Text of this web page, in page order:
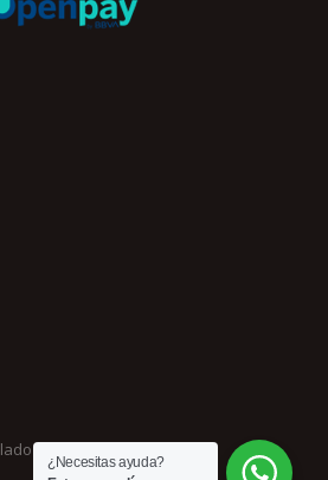
porKadima Solutions
¿Necesitas ayuda?